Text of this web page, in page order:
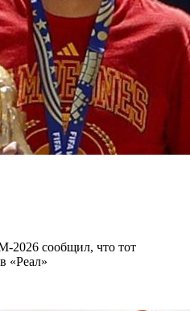
2026 cообщил, что тот
«Реал»